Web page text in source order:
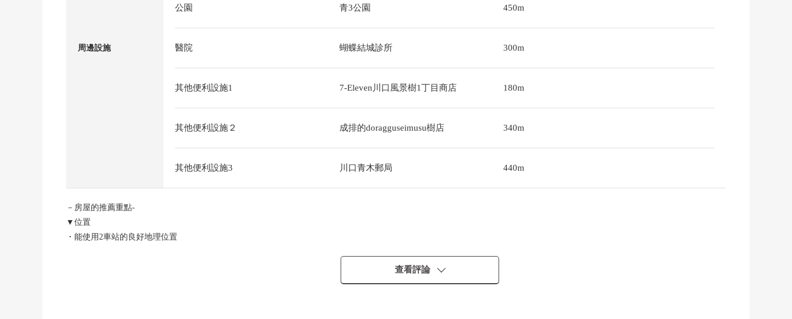
周邊設施
公園 青3公園 450m
醫院 蝴蝶結城診所 300m
其他便利設施1 7-Eleven川口風景樹1丁目商店 180m
其他便利設施２ 成排的doragguseimusu樹店 340m
其他便利設施3 川口青木郵局 440m
－房屋的推薦重點-
▼位置
・能使用2車站的良好地理位置
查看評論